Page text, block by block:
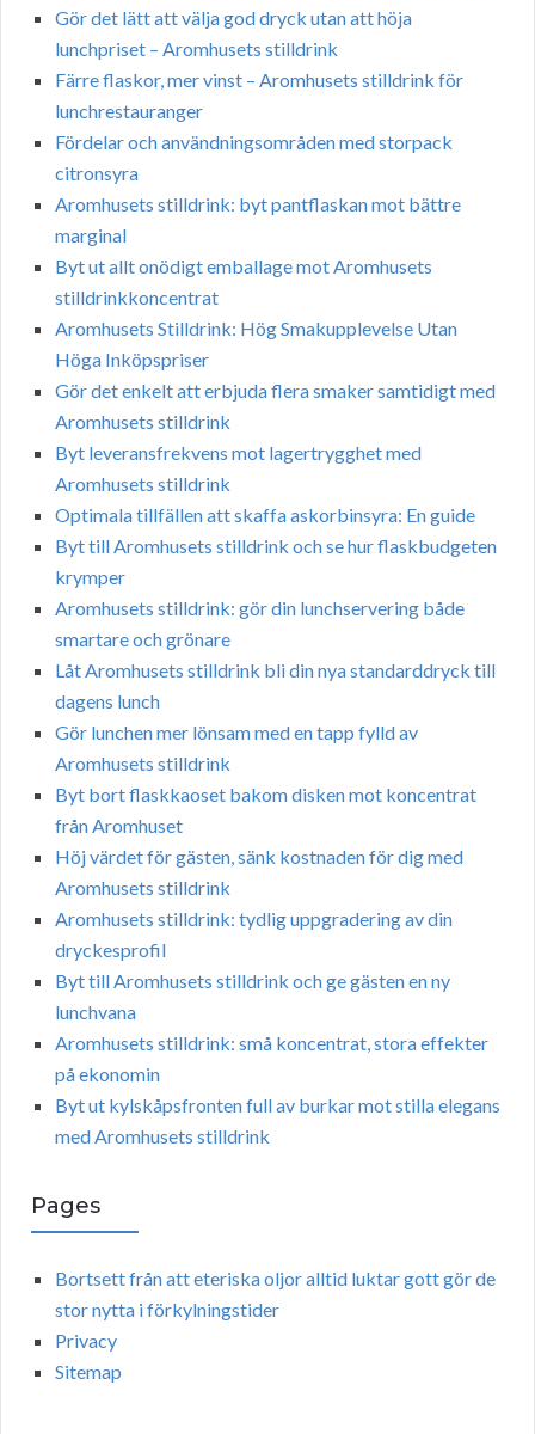
Gör det lätt att välja god dryck utan att höja
lunchpriset – Aromhusets stilldrink
Färre flaskor, mer vinst – Aromhusets stilldrink för
lunchrestauranger
Fördelar och användningsområden med storpack
citronsyra
Aromhusets stilldrink: byt pantflaskan mot bättre
marginal
Byt ut allt onödigt emballage mot Aromhusets
stilldrinkkoncentrat
Aromhusets Stilldrink: Hög Smakupplevelse Utan
Höga Inköpspriser
Gör det enkelt att erbjuda flera smaker samtidigt med
Aromhusets stilldrink
Byt leveransfrekvens mot lagertrygghet med
Aromhusets stilldrink
Optimala tillfällen att skaffa askorbinsyra: En guide
Byt till Aromhusets stilldrink och se hur flaskbudgeten
krymper
Aromhusets stilldrink: gör din lunchservering både
smartare och grönare
Låt Aromhusets stilldrink bli din nya standarddryck till
dagens lunch
Gör lunchen mer lönsam med en tapp fylld av
Aromhusets stilldrink
Byt bort flaskkaoset bakom disken mot koncentrat
från Aromhuset
Höj värdet för gästen, sänk kostnaden för dig med
Aromhusets stilldrink
Aromhusets stilldrink: tydlig uppgradering av din
dryckesprofil
Byt till Aromhusets stilldrink och ge gästen en ny
lunchvana
Aromhusets stilldrink: små koncentrat, stora effekter
på ekonomin
Byt ut kylskåpsfronten full av burkar mot stilla elegans
med Aromhusets stilldrink
Pages
Bortsett från att eteriska oljor alltid luktar gott gör de
stor nytta i förkylningstider
Privacy
Sitemap